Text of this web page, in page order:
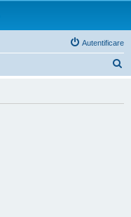
Autentificare